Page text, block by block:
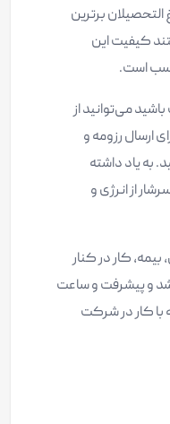
برترین
کیفیت این
است.
می‌توانید از
ارسال رزومه و
به یاد داشته
از انرژی و
کار در کنار
و پیشرفت و ساعت
کار در شرکت